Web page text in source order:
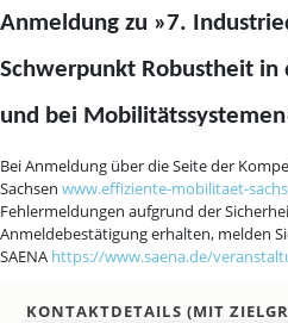
Anmeldung zu »7.
Schwerpunkt Robustheit in
und bei
Bei Anmeldung über die Seite der
Sachsen www.effiziente-mobilitaet-
Fehlermeldungen aufgrund der
Anmeldebestätigung erhalten, melden
SAENA https://www.saena.de/
KONTAKTDETAILS (MIT